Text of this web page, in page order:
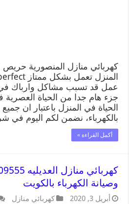
كهربائي منازل المنصورية حريص
عمل قد تسبب مشاكل وارباك في
جزء هام جدا من الحياة العصرية
الحياة في المنزل باعتبار ان
بالكهرباء، نضمن لكم اليوم في
أكمل القراءة »
وصيانة الكهرباء بالكويت
أبريل 3, 2020 كهربائي منازل